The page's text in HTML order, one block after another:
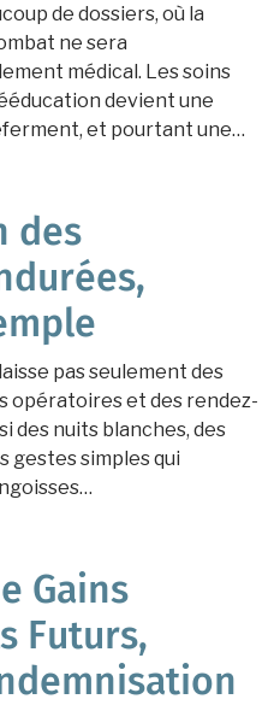
de dossiers, où la
ne sera
médical. Les soins
devient une
et pourtant une…
des
pas seulement des
opératoires et des rendez-
des nuits blanches, des
gestes simples qui
Gains
Futurs,